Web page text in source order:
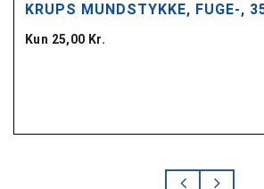
KRUPS MUNDSTYKKE, FUGE-,
Kun 25,00 Kr.